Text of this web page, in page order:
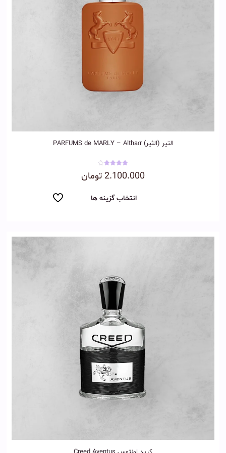
التیر (الثیر) PARFUMS de MARLY – Althaïr
نمره
4.00
2.100.000 تومان
انتخاب گزینه ها